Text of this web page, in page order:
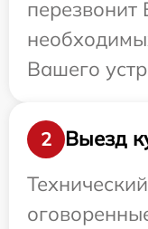
перезвонит
Вашего
2
Выезд